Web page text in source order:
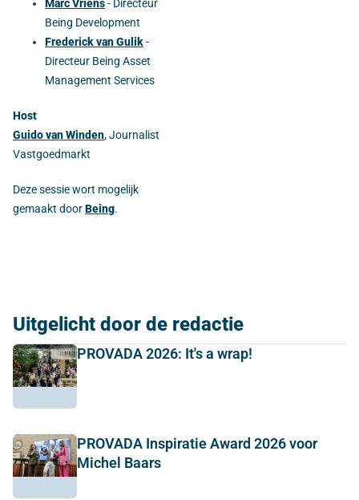
Marc Vriens- Directeur
Being Development
Frederick van Gulik-
Directeur Being Asset
Management Services
Host
Guido van Winden, Journalist
Vastgoedmarkt
Deze sessie wort mogelijk
gemaakt doorBeing.
Uitgelicht door de redactie
PROVADA 2026: It's a wrap!
PROVADA Inspiratie Award 2026 voor
Michel Baars